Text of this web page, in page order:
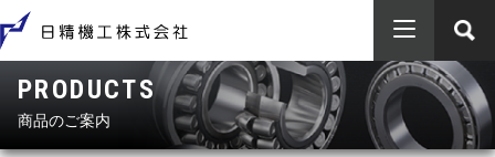
HOME
PRODUCTS
商品のご案内